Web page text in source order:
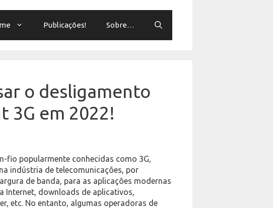
Publicações! Sobre…
o desligamento
3G em 2022!
fio popularmente conhecidas como 3G,
indústria de telecomunicações, por
de banda, para as aplicações modernas
Internet, downloads de aplicativos,
etc. No entanto, algumas operadoras de